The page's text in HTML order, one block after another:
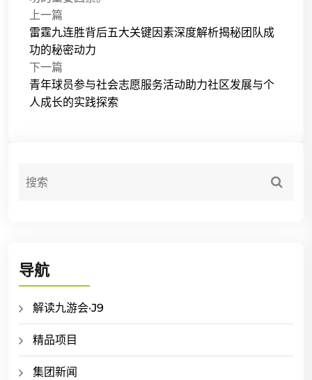
上一篇
雷霆九连胜背后五大关键因素深度解析揭秘团队成
功的秘密动力
下一篇
青年球员参与社会志愿服务活动助力社区发展与个
人成长的实践探索
导航
解读九游会·J9
精品项目
集团新闻